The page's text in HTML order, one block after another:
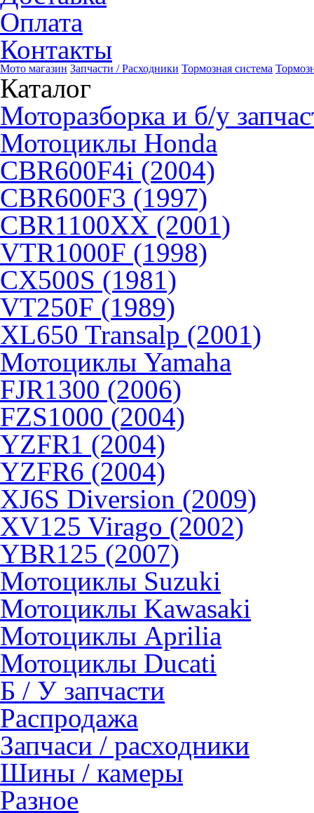
Оплата
Контакты
Мото магазин Запчасти / Расходники Тормозная система
Каталог
Моторазборка и б/у
Мотоциклы Honda
CBR600F4i (2004)
CBR600F3 (1997)
CBR1100XX (2001)
VTR1000F (1998)
CX500S (1981)
VT250F (1989)
XL650 Transalp (2001)
Мотоциклы Yamaha
FJR1300 (2006)
FZS1000 (2004)
YZFR1 (2004)
YZFR6 (2004)
XJ6S Diversion (2009)
XV125 Virago (2002)
YBR125 (2007)
Мотоциклы Suzuki
Мотоциклы Kawasaki
Мотоциклы Aprilia
Мотоциклы Ducati
Б / У запчасти
Распродажа
Запчаси / расходники
Шины / камеры
Разное